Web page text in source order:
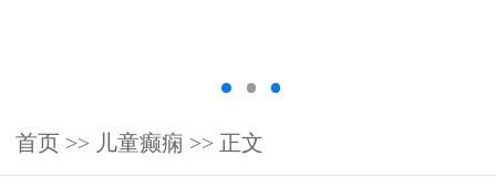
首页 >> 儿童癫痫 >> 正文